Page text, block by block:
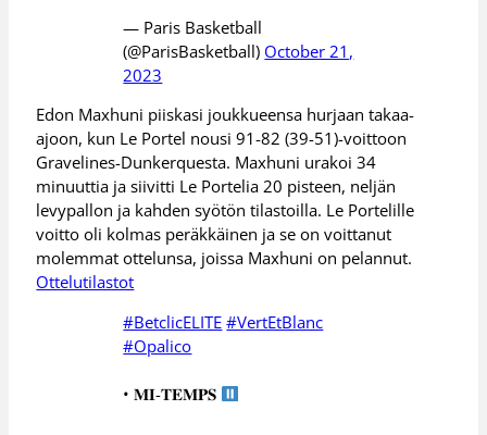
— Paris Basketball
(@ParisBasketball) October 21,
2023
Edon Maxhuni piiskasi joukkueensa hurjaan takaa-
ajoon, kun Le Portel nousi 91-82 (39-51)-voittoon
Gravelines-Dunkerquesta. Maxhuni urakoi 34
minuuttia ja siivitti Le Portelia 20 pisteen, neljän
levypallon ja kahden syötön tilastoilla. Le Portelille
voitto oli kolmas peräkkäinen ja se on voittanut
molemmat ottelunsa, joissa Maxhuni on pelannut.
Ottelutilastot
#BetclicELITE #VertEtBlanc
#Opalico
• 𝐌𝐈-𝐓𝐄𝐌𝐏𝐒